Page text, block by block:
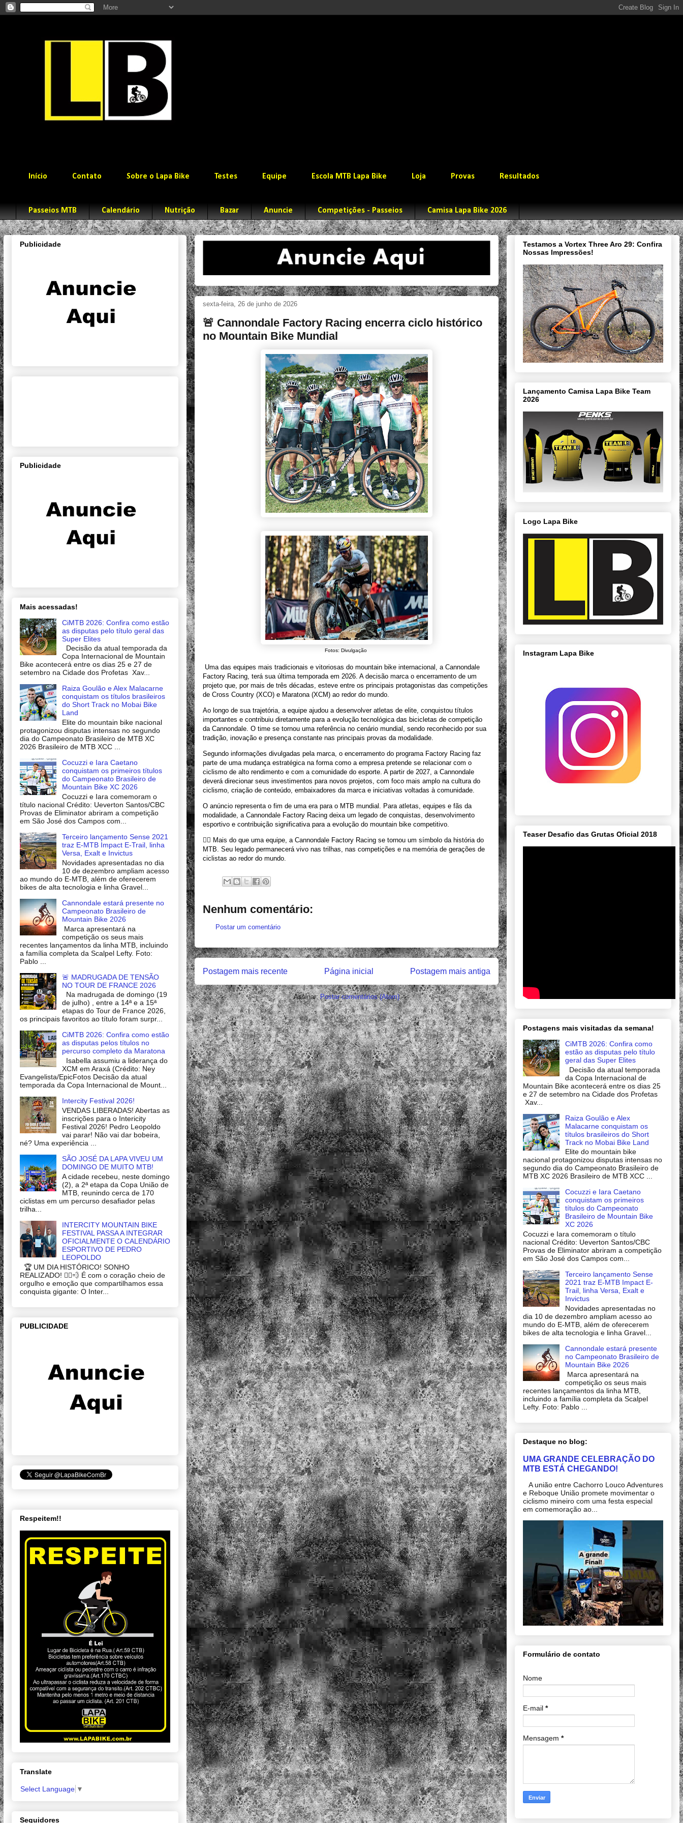
Início Contato Sobre o Lapa Bike Testes Equipe Escola MTB Lapa Bike Loja Provas Resultados
Passeios MTB Calendário Nutrição Bazar Anuncie Competições - Passeios Camisa Lapa Bike 2026
sexta-feira, 26 de junho de 2026
🚨 Cannondale Factory Racing encerra ciclo histórico
no Mountain Bike Mundial
Fotos: Divulgação
Uma das equipes mais tradicionais e vitoriosas do mountain bike internacional, a Cannondale
Factory Racing, terá sua última temporada em 2026. A decisão marca o encerramento de um
projeto que, por mais de três décadas, esteve entre os principais protagonistas das competições
de Cross Country (XCO) e Maratona (XCM) ao redor do mundo.
Ao longo de sua trajetória, a equipe ajudou a desenvolver atletas de elite, conquistou títulos
importantes e contribuiu diretamente para a evolução tecnológica das bicicletas de competição
da Cannondale. O time se tornou uma referência no cenário mundial, sendo reconhecido por sua
tradição, inovação e presença constante nas principais provas da modalidade.
Segundo informações divulgadas pela marca, o encerramento do programa Factory Racing faz
parte de uma mudança estratégica na forma como a empresa pretende se relacionar com o
ciclismo de alto rendimento e com a comunidade do esporte. A partir de 2027, a Cannondale
deverá direcionar seus investimentos para novos projetos, com foco mais amplo na cultura do
ciclismo, criação de conteúdo, embaixadores da marca e iniciativas voltadas à comunidade.
O anúncio representa o fim de uma era para o MTB mundial. Para atletas, equipes e fãs da
modalidade, a Cannondale Factory Racing deixa um legado de conquistas, desenvolvimento
esportivo e contribuição significativa para a evolução do mountain bike competitivo.
🚴‍♂️ Mais do que uma equipe, a Cannondale Factory Racing se tornou um símbolo da história do
MTB. Seu legado permanecerá vivo nas trilhas, nas competições e na memória de gerações de
ciclistas ao redor do mundo.
Nenhum comentário:
Postar um comentário
Postagem mais recente Postagem mais antiga
Página inicial
Assinar:Postar comentários (Atom)
Publicidade
Publicidade
Mais acessadas!
CiMTB 2026: Confira como estão
as disputas pelo título geral das
Super Elites
Decisão da atual temporada da
Copa Internacional de Mountain
Bike acontecerá entre os dias 25 e 27 de
setembro na Cidade dos Profetas Xav...
Raiza Goulão e Alex Malacarne
conquistam os títulos brasileiros
do Short Track no Mobai Bike
Land
Elite do mountain bike nacional
protagonizou disputas intensas no segundo
dia do Campeonato Brasileiro de MTB XC
2026 Brasileiro de MTB XCC ...
Cocuzzi e Iara Caetano
conquistam os primeiros títulos
do Campeonato Brasileiro de
Mountain Bike XC 2026
Cocuzzi e Iara comemoram o
título nacional Crédito: Ueverton Santos/CBC
Provas de Eliminator abriram a competição
em São José dos Campos com...
Terceiro lançamento Sense 2021
traz E-MTB Impact E-Trail, linha
Versa, Exalt e Invictus
Novidades apresentadas no dia
10 de dezembro ampliam acesso
ao mundo do E-MTB, além de oferecerem
bikes de alta tecnologia e linha Gravel...
Cannondale estará presente no
Campeonato Brasileiro de
Mountain Bike 2026
Marca apresentará na
competição os seus mais
recentes lançamentos da linha MTB, incluindo
a família completa da Scalpel Lefty. Foto:
Pablo ...
🚨 MADRUGADA DE TENSÃO
NO TOUR DE FRANCE 2026
Na madrugada de domingo (19
de julho) , entre a 14ª e a 15ª
etapas do Tour de France 2026,
os principais favoritos ao título foram surpr...
CiMTB 2026: Confira como estão
as disputas pelos títulos no
percurso completo da Maratona
Isabella assumiu a liderança do
XCM em Araxá (Crédito: Ney
Evangelista/EpicFotos Decisão da atual
temporada da Copa Internacional de Mount...
Intercity Festival 2026!
VENDAS LIBERADAS! Abertas as
inscrições para o Intericity
Festival 2026! Pedro Leopoldo
vai parar! Não vai dar bobeira,
né? Uma experiência ...
SÃO JOSÉ DA LAPA VIVEU UM
DOMINGO DE MUITO MTB!
A cidade recebeu, neste domingo
(2), a 2ª etapa da Copa União de
MTB, reunindo cerca de 170
ciclistas em um percurso desafiador pelas
trilha...
INTERCITY MOUNTAIN BIKE
FESTIVAL PASSA A INTEGRAR
OFICIALMENTE O CALENDÁRIO
ESPORTIVO DE PEDRO
LEOPOLDO
🏆 UM DIA HISTÓRICO! SONHO
REALIZADO! 🚴‍♂️💨 É com o coração cheio de
orgulho e emoção que compartilhamos essa
conquista gigante: O Inter...
PUBLICIDADE
Respeitem!!
Translate
Select Language ▼
Seguidores
Testamos a Vortex Three Aro 29: Confira
Nossas Impressões!
Lançamento Camisa Lapa Bike Team
2026
Logo Lapa Bike
Instagram Lapa Bike
Teaser Desafio das Grutas Oficial 2018
Postagens mais visitadas da semana!
CiMTB 2026: Confira como
estão as disputas pelo título
geral das Super Elites
Decisão da atual temporada
da Copa Internacional de
Mountain Bike acontecerá entre os dias 25
e 27 de setembro na Cidade dos Profetas
Xav...
Raiza Goulão e Alex
Malacarne conquistam os
títulos brasileiros do Short
Track no Mobai Bike Land
Elite do mountain bike
nacional protagonizou disputas intensas no
segundo dia do Campeonato Brasileiro de
MTB XC 2026 Brasileiro de MTB XCC ...
Cocuzzi e Iara Caetano
conquistam os primeiros
títulos do Campeonato
Brasileiro de Mountain Bike
XC 2026
Cocuzzi e Iara comemoram o título
nacional Crédito: Ueverton Santos/CBC
Provas de Eliminator abriram a competição
em São José dos Campos com...
Terceiro lançamento Sense
2021 traz E-MTB Impact E-
Trail, linha Versa, Exalt e
Invictus
Novidades apresentadas no
dia 10 de dezembro ampliam acesso ao
mundo do E-MTB, além de oferecerem
bikes de alta tecnologia e linha Gravel...
Cannondale estará presente
no Campeonato Brasileiro de
Mountain Bike 2026
Marca apresentará na
competição os seus mais
recentes lançamentos da linha MTB,
incluindo a família completa da Scalpel
Lefty. Foto: Pablo ...
Destaque no blog:
UMA GRANDE CELEBRAÇÃO DO
MTB ESTÁ CHEGANDO!
A união entre Cachorro Louco Adventures
e Reboque União promete movimentar o
ciclismo mineiro com uma festa especial
em comemoração ao...
Formulário de contato
Nome
E-mail *
Mensagem *